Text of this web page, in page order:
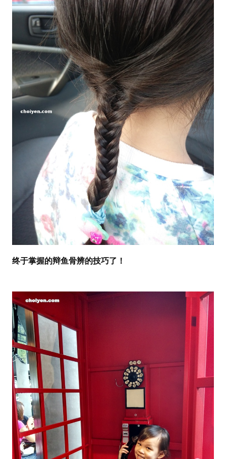
终于掌握的辩鱼骨辨的技巧了！